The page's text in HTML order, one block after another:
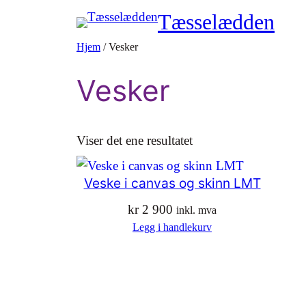
Tæsselædden
Hjem / Vesker
Vesker
Viser det ene resultatet
Veske i canvas og skinn LMT
kr2 900 inkl. mva
Legg i handlekurv